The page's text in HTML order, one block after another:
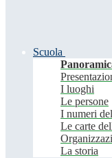
Scuola
I luoghi
Le persone
I numeri
Le carte
La storia